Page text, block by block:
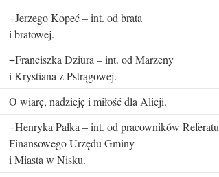
+Jerzego Kopeć – int. od brata
i bratowej.
+Franciszka Dziura – int. od Marzeny
i Krystiana z Pstrągowej.
O wiarę, nadzieję i miłość dla Alicji.
+Henryka Pałka – int. od pracowników Referatu
Finansowego Urzędu Gminy
i Miasta w Nisku.